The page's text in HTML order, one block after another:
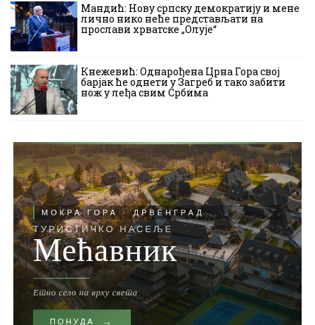
Мандић: Нову српску демократију и мене
лично нико неће представљати на
прослави хрватске „Олује“
Кнежевић: Однарођена Црна Гора свој
барјак ће однети у Загреб и тако забити
нож у леђа свим Србима